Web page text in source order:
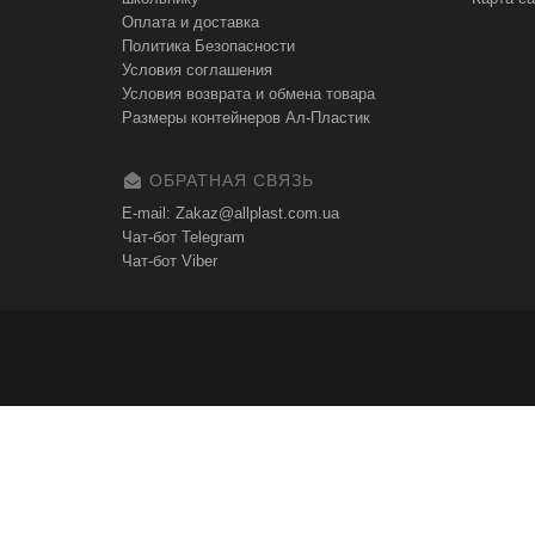
Оплата и доставка
Политика Безопасности
Условия соглашения
Условия возврата и обмена товара
Размеры контейнеров Ал-Пластик
ОБРАТНАЯ СВЯЗЬ
E-mail: Zakaz@allplast.com.ua
Чат-бот Telegram
Чат-бот Viber